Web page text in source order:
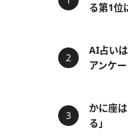
る第1
AI占い
アンケ
かに座
る」